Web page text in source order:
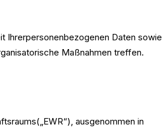
Ihrerpersonenbezogenen Daten sowie
Maßnahmen treffen.
ausgenommen in